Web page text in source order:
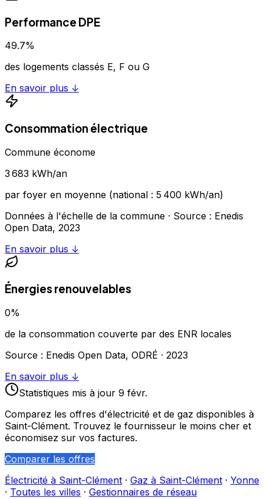
Performance DPE
49.7%
des logements classés E, F ou G
En savoir plus ↓
Consommation électrique
Commune économe
3 683 kWh/an
par foyer en moyenne (national : 5 400 kWh/an)
Données à l'échelle de la commune · Source : Enedis
Open Data, 2023
En savoir plus ↓
Énergies renouvelables
0%
de la consommation couverte par des ENR locales
Source : Enedis Open Data, ODRÉ · 2023
En savoir plus ↓
Statistiques mis à jour 9 févr.
Comparez les offres d'électricité et de gaz disponibles à
Saint-Clément. Trouvez le fournisseur le moins cher et
économisez sur vos factures.
Comparer les offres
Électricité à Saint-Clément · Gaz à Saint-Clément · Yonne
· Toutes les villes · Gestionnaires de réseau